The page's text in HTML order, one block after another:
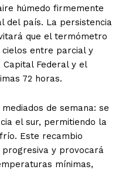
húmedo firmemente
del país. La persistencia
que el termómetro
cielos entre parcial y
Federal y el
72 horas.
de semana: se
el sur, permitiendo la
Este recambio
y provocará
mínimas,